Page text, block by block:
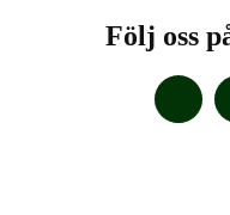
Följ oss